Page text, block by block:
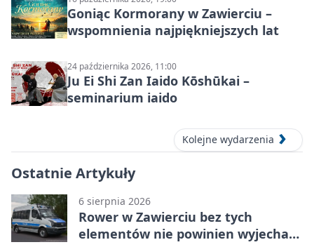
Goniąc Kormorany w Zawierciu –
wspomnienia najpiękniejszych lat
24 października 2026, 11:00
Ju Ei Shi Zan Iaido Kōshūkai –
seminarium iaido
Kolejne wydarzenia
Ostatnie Artykuły
6 sierpnia 2026
Rower w Zawierciu bez tych
elementów nie powinien wyjechać